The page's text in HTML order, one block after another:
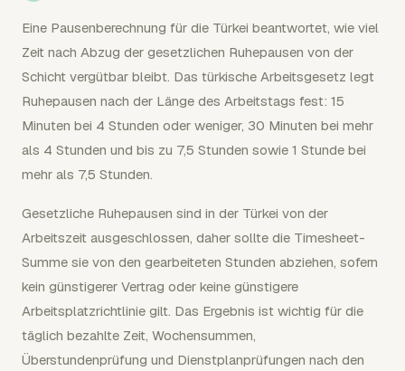
Eine Pausenberechnung für die Türkei beantwortet, wie viel
Zeit nach Abzug der gesetzlichen Ruhepausen von der
Schicht vergütbar bleibt. Das türkische Arbeitsgesetz legt
Ruhepausen nach der Länge des Arbeitstags fest: 15
Minuten bei 4 Stunden oder weniger, 30 Minuten bei mehr
als 4 Stunden und bis zu 7,5 Stunden sowie 1 Stunde bei
mehr als 7,5 Stunden.
Gesetzliche Ruhepausen sind in der Türkei von der
Arbeitszeit ausgeschlossen, daher sollte die Timesheet-
Summe sie von den gearbeiteten Stunden abziehen, sofern
kein günstigerer Vertrag oder keine günstigere
Arbeitsplatzrichtlinie gilt. Das Ergebnis ist wichtig für die
täglich bezahlte Zeit, Wochensummen,
Überstundenprüfung und Dienstplanprüfungen nach den